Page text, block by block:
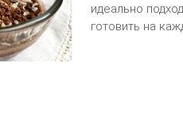
идеально
готовить на